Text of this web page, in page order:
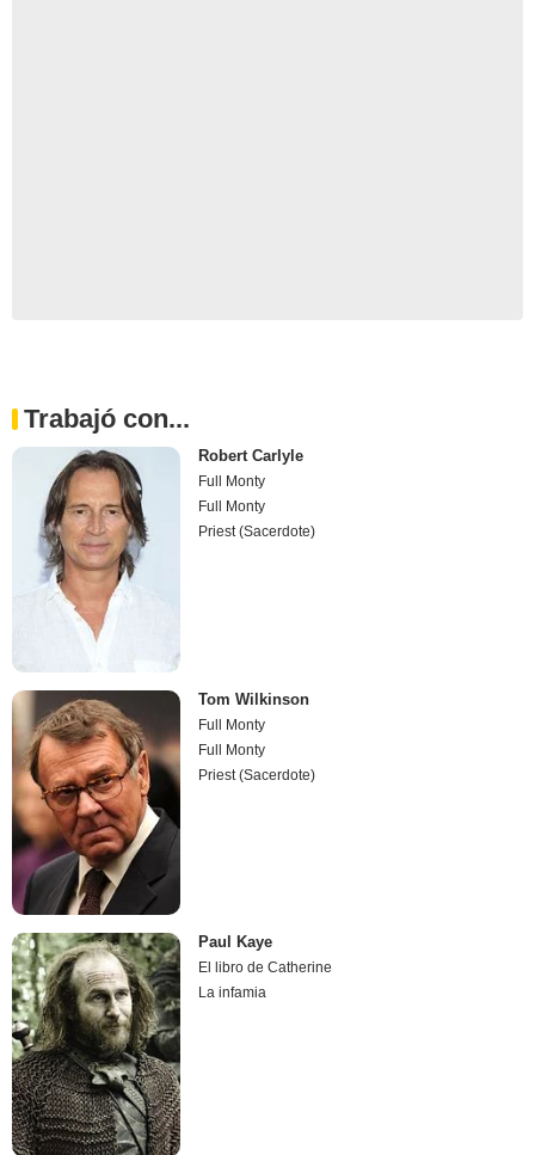
Trabajó con...
Robert Carlyle
Full Monty
Full Monty
Priest (Sacerdote)
Tom Wilkinson
Full Monty
Full Monty
Priest (Sacerdote)
Paul Kaye
El libro de Catherine
La infamia